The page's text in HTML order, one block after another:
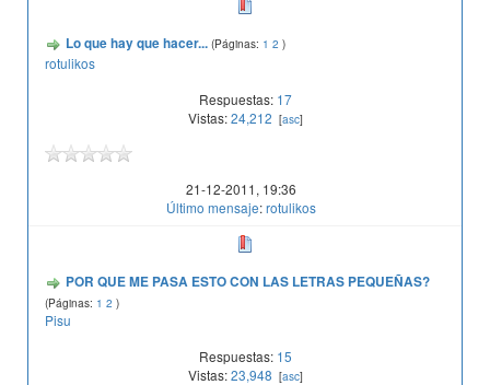
Lo que hay que hacer... (Páginas: 1 2 )
rotulikos
Respuestas: 17
Vistas:24,212 [asc]
21-12-2011, 19:36
Último mensaje:rotulikos
POR QUE ME PASA ESTO CON LAS LETRAS PEQUEÑAS?
(Páginas: 1 2 )
Pisu
Respuestas: 15
Vistas:23,948 [asc]